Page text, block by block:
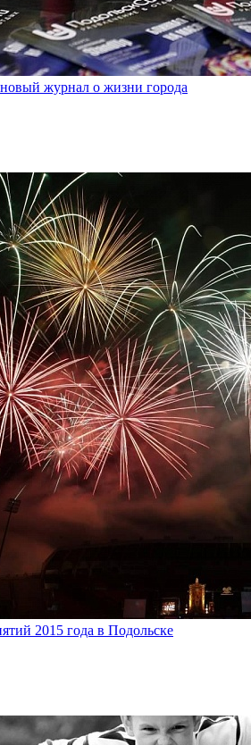
журнал о жизни города
2015 года в Подольске